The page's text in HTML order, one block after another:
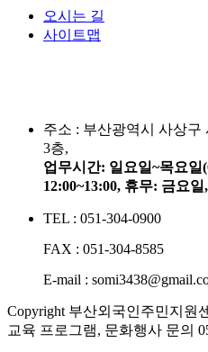
오시는 길
사이트맵
주소 : 부산광역시 사상구
3층,
업무시간: 일요일~목요일
12:00~13:00, 휴무: 금요
TEL : 051-304-0900
FAX : 051-304-8585
E-mail :
Copyright 부산외국인주민지원
교육 프로그램, 문화행사 문의